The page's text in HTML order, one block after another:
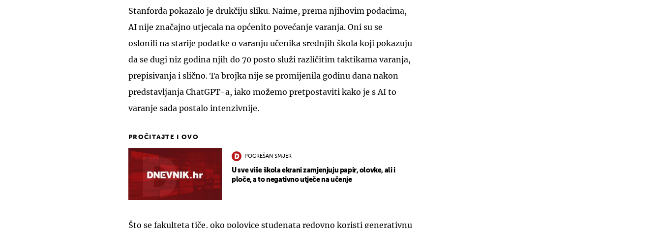
Stanforda pokazalo je drukčiju sliku. Naime, prema njihovim podacima,
AI nije značajno utjecala na općenito povećanje varanja. Oni su se
oslonili na starije podatke o varanju učenika srednjih škola koji pokazuju
da se dugi niz godina njih do 70 posto služi različitim taktikama varanja,
prepisivanja i slično. Ta brojka nije se promijenila godinu dana nakon
predstavljanja ChatGPT-a, iako možemo pretpostaviti kako je s AI to
varanje sada postalo intenzivnije.
PROČITAJTE I OVO
POGREŠAN SMJER
U sve više škola ekrani zamjenjuju papir, olovke, ali i
ploče, a to negativno utječe na učenje
Što se fakulteta tiče, oko polovice studenata redovno koristi generativnu